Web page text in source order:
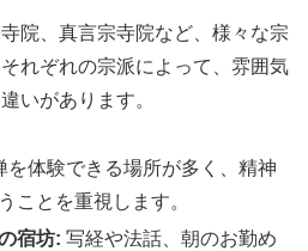
院、真言宗寺院など、様々な宗
れぞれの宗派によって、雰囲気
いがあります。
を体験できる場所が多く、精神
ことを重視します。
宿坊: 写経や法話、朝のお勤め